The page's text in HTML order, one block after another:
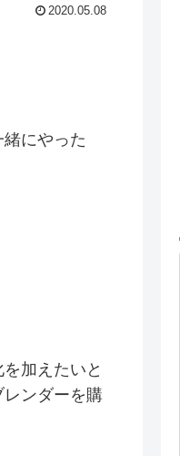
2020.05.08
にやった
加えたいと
ンダーを購